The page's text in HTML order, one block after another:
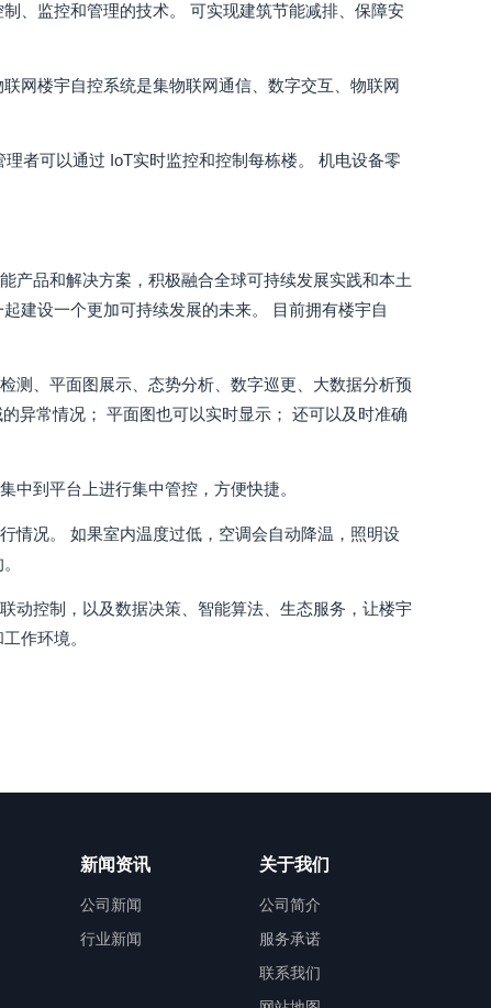
、监控和管理的技术。 可实现建筑节能减排、保障安
网楼宇自控系统是集物联网通信、数字交互、物联网
者可以通过 IoT实时监控和控制每栋楼。 机电设备零
产品和解决方案，积极融合全球可持续发展实践和本土
建设一个更加可持续发展的未来。 目前拥有楼宇自
测、平面图展示、态势分析、数字巡更、大数据分析预
异常情况； 平面图也可以实时显示； 还可以及时准确
中到平台上进行集中管控，方便快捷。
情况。 如果室内温度过低，空调会自动降温，照明设
动控制，以及数据决策、智能算法、生态服务，让楼宇
作环境。
新闻资讯
公司新闻
行业新闻
关于我们
公司简介
服务承诺
联系我们